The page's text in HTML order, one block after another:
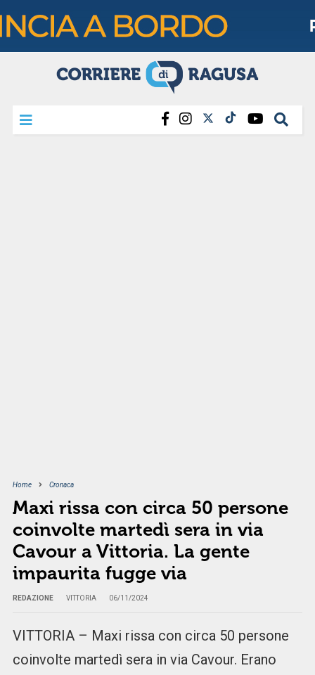
Home Cronaca
Maxi rissa con circa 50 persone
coinvolte martedì sera in via
Cavour a Vittoria. La gente
impaurita fugge via
REDAZIONE VITTORIA 06/11/2024
VITTORIA – Maxi rissa con circa 50 persone
coinvolte martedì sera in via Cavour. Erano